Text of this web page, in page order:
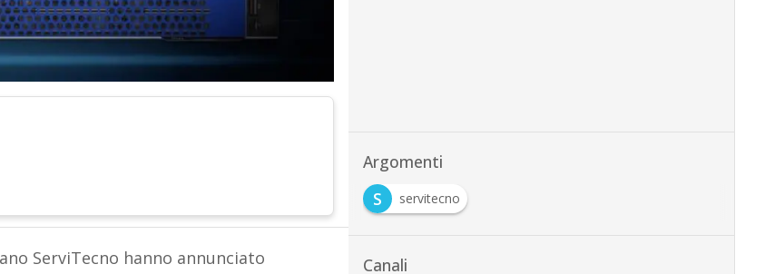
ServiTecno hanno annunciato
Argomenti
S
servitecno
Canali